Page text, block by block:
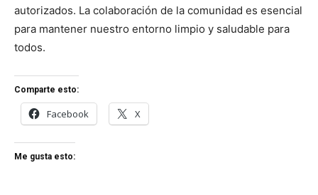
autorizados. La colaboración de la comunidad es esencial
para mantener nuestro entorno limpio y saludable para
todos.
Comparte esto:
Facebook X
Me gusta esto: